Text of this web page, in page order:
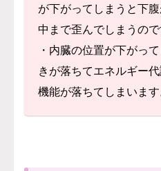
が下がってしまうと下
中まで歪んでしまうので
・内臓の位置が下がっ
きが落ちてエネルギー
機能が落ちてしまいます